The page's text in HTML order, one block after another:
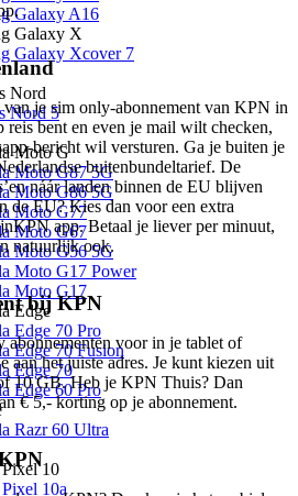
Galaxy A16
Galaxy X
Galaxy Xcover 7
Nord
Nord 5
Moto G
Moto G87 5G
Moto G86 5G
Moto G77
Moto G67
Moto G56 5G
Moto G17 Power
Moto G17
Edge
Edge 70 Pro
Edge 70 Fusion
Edge 70
Edge 60 Pro
Razr 60 Ultra
10
10a
je sim only-abonnement van KPN in
reis bent en even je mail wilt checken,
bericht wil versturen. Ga je buiten je
buitenbundeltarief. De
náár landen binnen de EU blijven
de EU? Kies dan voor een extra
app. Betaal je liever per minuut,
natuurlijk ook.
bij KPN
abonnementen voor in je tablet of
het juiste adres. Je kunt kiezen uit
10 GB. Heb je KPN Thuis? Dan
€ 5,- korting op je abonnement.